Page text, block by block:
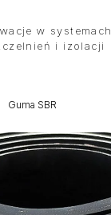
w systemach
i izolacji
Guma SBR